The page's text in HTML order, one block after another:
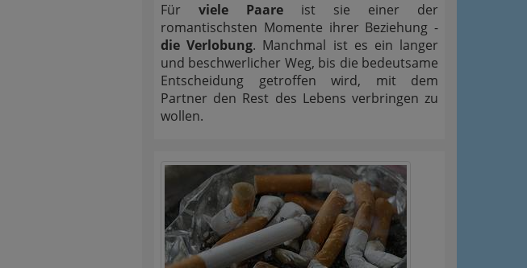
Für viele Paare ist sie einer der
romantischsten Momente ihrer Beziehung -
die Verlobung. Manchmal ist es ein langer
und beschwerlicher Weg, bis die bedeutsame
Entscheidung getroffen wird, mit dem
Partner den Rest des Lebens verbringen zu
wollen.